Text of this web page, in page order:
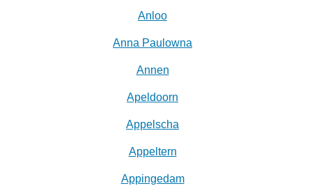
Anloo
Anna Paulowna
Annen
Apeldoorn
Appelscha
Appeltern
Appingedam